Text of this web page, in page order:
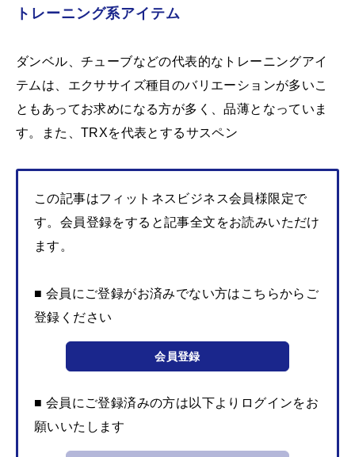
トレーニング系アイテム
ダンベル、チューブなどの代表的なトレーニングアイ
テムは、エクササイズ種目のバリエーションが多いこ
ともあってお求めになる方が多く、品薄となっていま
す。また、TRXを代表とするサスペン
この記事はフィットネスビジネス会員様限定で
す。会員登録をすると記事全文をお読みいただけ
ます。
■ 会員にご登録がお済みでない方はこちらからご
登録ください
会員登録
■ 会員にご登録済みの方は以下よりログインをお
願いいたします